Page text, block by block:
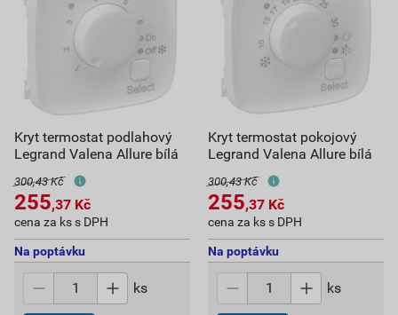
Kryt termostat podlahový
Legrand Valena Allure bílá
300,43 Kč
255,37 Kč
cena za ks s DPH
Na poptávku
ks
Kryt termostat pokojový
Legrand Valena Allure bílá
300,43 Kč
255,37 Kč
cena za ks s DPH
Na poptávku
ks